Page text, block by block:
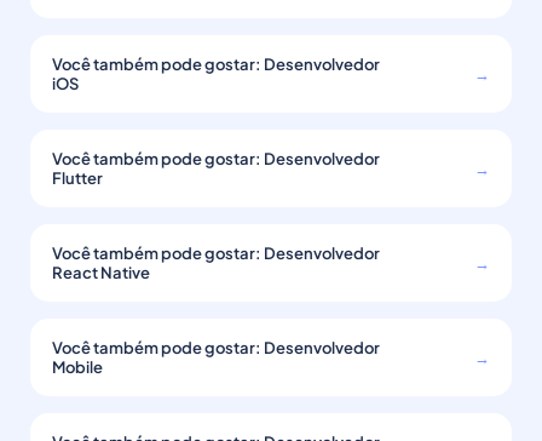
Você também pode gostar: Desenvolvedor
iOS
→
Você também pode gostar: Desenvolvedor
Flutter
→
Você também pode gostar: Desenvolvedor
React Native
→
Você também pode gostar: Desenvolvedor
Mobile
→